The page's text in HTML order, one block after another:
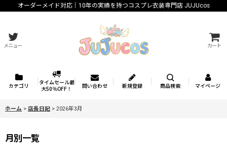
オーダーメイド対応｜10年の実績を持つコスプレ衣装専門店 JUJUcos
メニュー カート
カテゴリ
タイムセール最
大50％OFF！
問い合わせ 新規登録 商品検索 マイページ
ホーム > 店長日記 > 2026年3月
月別一覧